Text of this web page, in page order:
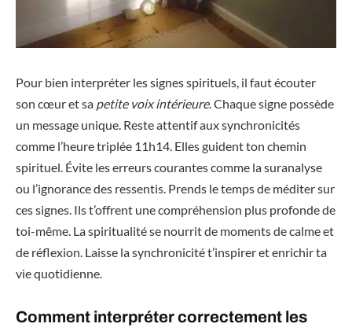
Pour bien interpréter les signes spirituels, il faut écouter
son cœur et sa petite voix intérieure. Chaque signe possède
un message unique. Reste attentif aux synchronicités
comme l’heure triplée 11h14. Elles guident ton chemin
spirituel. Évite les erreurs courantes comme la suranalyse
ou l’ignorance des ressentis. Prends le temps de méditer sur
ces signes. Ils t’offrent une compréhension plus profonde de
toi-même. La spiritualité se nourrit de moments de calme et
de réflexion. Laisse la synchronicité t’inspirer et enrichir ta
vie quotidienne.
Comment interpréter correctement les